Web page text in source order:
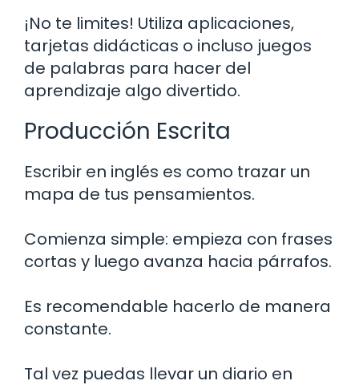
¡No te limites! Utiliza aplicaciones,
tarjetas didácticas o incluso juegos
de palabras para hacer del
aprendizaje algo divertido.
Producción Escrita
Escribir en inglés es como trazar un
mapa de tus pensamientos.
Comienza simple: empieza con frases
cortas y luego avanza hacia párrafos.
Es recomendable hacerlo de manera
constante.
Tal vez puedas llevar un diario en